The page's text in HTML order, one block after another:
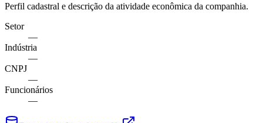
Perfil cadastral e descrição da atividade econômica da companhia.
Setor
—
Indústria
—
CNPJ
—
Funcionários
—